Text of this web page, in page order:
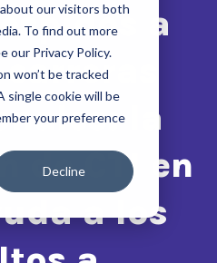
our visitors both
To find out more
our Privacy Policy.
won’t be tracked
single cookie will be
your preference
Decline
a
la
de CTI en
a los